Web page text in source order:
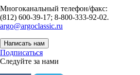
Многоканальный телефон/факс:
(812) 600-39-17; 8-800-333-92-02.
argo@argoclassic.ru
Написать нам
Подписаться
Следуйте за нами